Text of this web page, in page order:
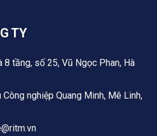
TY
8 tầng, số 25, Vũ Ngọc Phan, Hà
nghiệp Quang Minh, Mê Linh,